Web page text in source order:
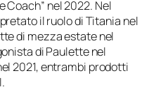
Coach” nel 2022. Nel
il ruolo di Titania nel
di mezza estate nel
di Paulette nel
2021, entrambi prodotti